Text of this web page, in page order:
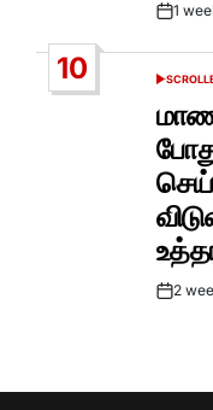
Post1
10
POSTED
Post
2